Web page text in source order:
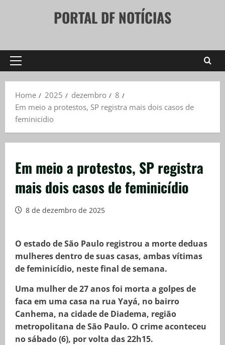
PORTAL DF NOTÍCIAS
Primary
Home
2025 dezembro
8
Em meio a protestos, SP registra mais dois casos de
feminicídio
Em meio a protestos, SP registra
mais dois casos de feminicídio
8 de dezembro de 2025
O estado de São Paulo registrou a morte deduas
mulheres dentro de suas casas, ambas vítimas
de feminicídio, neste final de semana.
Uma mulher de 27 anos foi morta a golpes de
faca em uma casa na rua Yayá, no bairro
Canhema, na cidade de Diadema, região
metropolitana de São Paulo. O crime aconteceu
no sábado (6), por volta das 22h15.